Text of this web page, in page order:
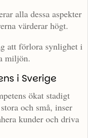
alla dessa aspekter
värderar högt.
att förlora synlighet i
miljön.
i Sverige
ökat stadigt
och små, inser
kunder och driva